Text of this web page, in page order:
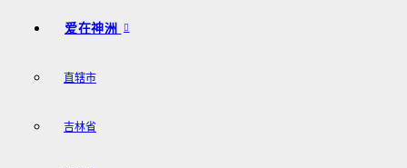
爱在神洲
直辖市
吉林省